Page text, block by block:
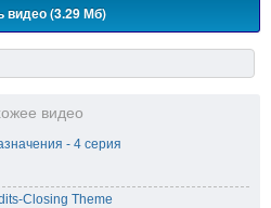
видео (3.29 Мб)
видео
- 4 серия
Closing Theme